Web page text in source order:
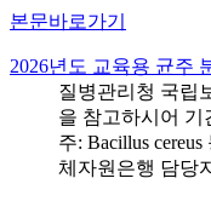
본문바로가기
2026년도 교육용 균주
질병관리청 국립
을 참고하시어 기
주: Bacillus
체자원은행 담당